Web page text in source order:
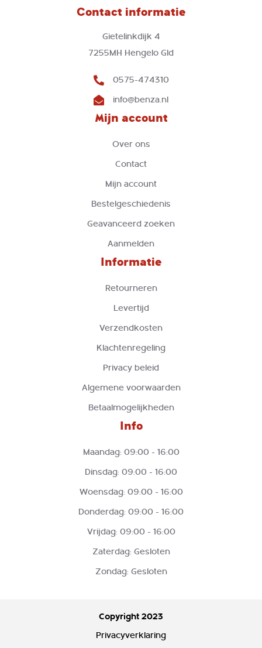
Contact informatie
Gietelinkdijk 4
7255MH Hengelo Gld
0575-474310
info@benza.nl
Mijn account
Over ons
Contact
Mijn account
Bestelgeschiedenis
Geavanceerd zoeken
Aanmelden
Informatie
Retourneren
Levertijd
Verzendkosten
Klachtenregeling
Privacy beleid
Algemene voorwaarden
Betaalmogelijkheden
Info
Maandag: 09:00 - 16:00
Dinsdag: 09:00 - 16:00
Woensdag: 09:00 - 16:00
Donderdag: 09:00 - 16:00
Vrijdag: 09:00 - 16:00
Zaterdag: Gesloten
Zondag: Gesloten
Copyright 2023
Privacyverklaring